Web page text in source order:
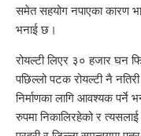
समेत सहयोग नपाएका कारण
भनाई छ।
रोयल्टी लिएर ३० हजार घन
पछिल्लो पटक रोयल्टी नै
निर्माणका लागि आवश्यक पर्ने
रुपमा निकालिरहेको र